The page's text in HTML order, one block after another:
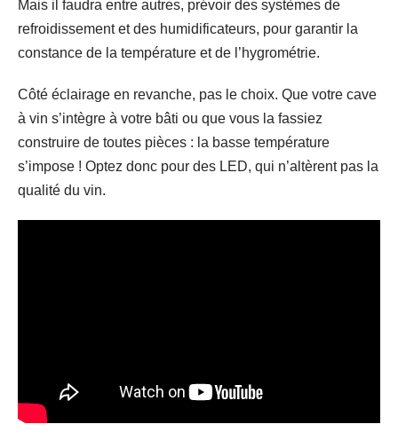
Mais il faudra entre autres, prévoir des systèmes de
refroidissement et des humidificateurs, pour garantir la
constance de la température et de l’hygrométrie.
Côté éclairage en revanche, pas le choix. Que votre cave
à vin s’intègre à votre bâti ou que vous la fassiez
construire de toutes pièces : la basse température
s’impose ! Optez donc pour des LED, qui n’altèrent pas la
qualité du vin.